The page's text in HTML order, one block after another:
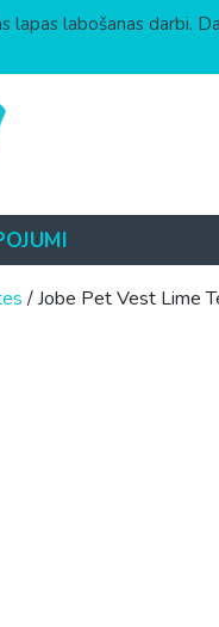
lapas labošanas darbi.
/ Jobe Pet Vest Lime